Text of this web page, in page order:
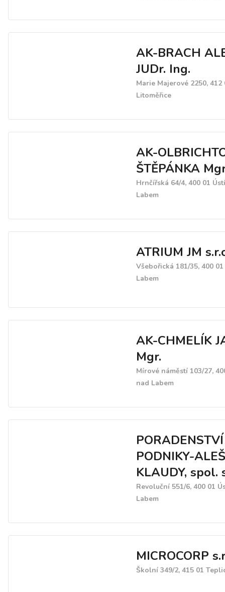
AK-BRACH
JUDr. Ing.
Marie Majerové 2250, 412
Litoměřice
AK-
ŠTĚPÁNKA
Hrnčířská 64/4, 400 01
Labem
ATRIUM JM
Všebořická 181/35, 400
Labem
AK-CHMELÍK
Mgr.
Mírové náměstí 103/27,
nad Labem
PODNIKY-ALEŠ
KLAUDY, spol.
Revoluční 551/6, 400 01
Labem
MICROCORP
Školní 349/2, 415 01